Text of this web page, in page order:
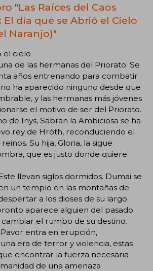
"Las Raíces del Caos
El día que se Abrió el Cielo
Naranjo)"
el cielo
de las hermanas del Priorato. Se
años entrenando para combatir
ha aparecido ninguno desde que
y las hermanas más jóvenes
el motivo de ser del Priorato.
de Inys, Sabran la Ambiciosa se ha
rey de Hróth, reconduciendo el
Su hija, Gloria, la sigue
que es justo donde quiere
llevan siglos dormidos. Dumai se
un templo en las montañas de
a los dioses de su largo
aparece alguien del pasado
el rumbo de su destino.
entra en erupción,
era de terror y violencia, estas
encontrar la fuerza necesaria
de una amenaza